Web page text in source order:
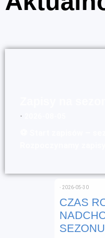
⋅
CZAS
⋅ 2026-05-30